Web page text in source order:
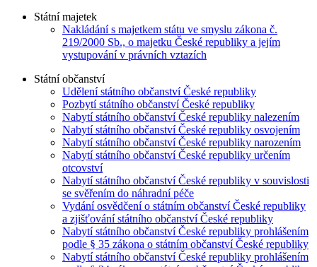
Státní majetek
Nakládání s majetkem státu ve smyslu zákona č.
219/2000 Sb., o majetku České republiky a jejím
vystupování v právních vztazích
Státní občanství
Udělení státního občanství České republiky
Pozbytí státního občanství České republiky
Nabytí státního občanství České republiky nalezením
Nabytí státního občanství České republiky osvojením
Nabytí státního občanství České republiky narozením
Nabytí státního občanství České republiky určením
otcovství
Nabytí státního občanství České republiky v souvislosti
se svěřením do náhradní péče
Vydání osvědčení o státním občanství České republiky
a zjišťování státního občanství České republiky
Nabytí státního občanství České republiky prohlášením
podle § 35 zákona o státním občanství České republiky
Nabytí státního občanství České republiky prohlášením